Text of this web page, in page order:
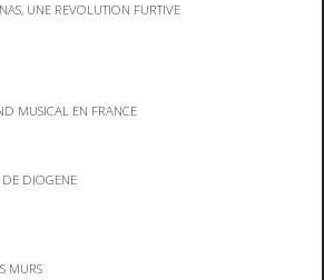
UNE REVOLUTION FURTIVE
MUSICAL EN FRANCE
DE DIOGENE
MURS